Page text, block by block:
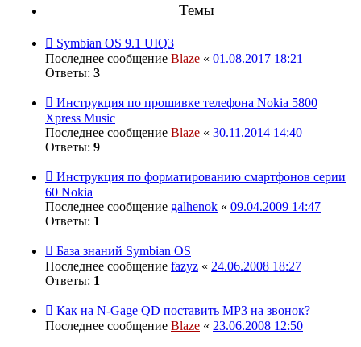
Темы
Symbian OS 9.1 UIQ3
Последнее сообщение Blaze « 01.08.2017 18:21
Ответы: 3
Инструкция по прошивке телефона Nokia 5800
Хpress Music
Последнее сообщение Blaze « 30.11.2014 14:40
Ответы: 9
Инструкция по форматированию смартфонов серии
60 Nokia
Последнее сообщение galhenok « 09.04.2009 14:47
Ответы: 1
База знаний Symbian OS
Последнее сообщение fazyz « 24.06.2008 18:27
Ответы: 1
Как на N-Gage QD поставить MP3 на звонок?
Последнее сообщение Blaze « 23.06.2008 12:50